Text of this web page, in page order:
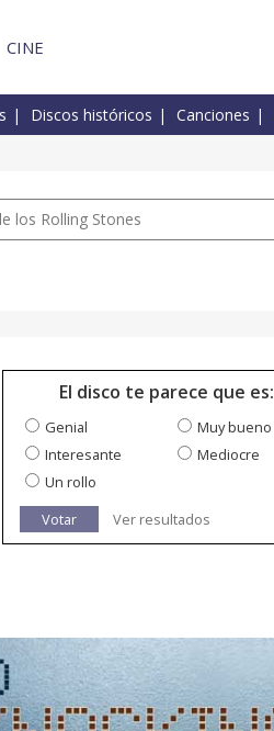
CINE
Discos históricos Canciones
los Rolling Stones
El disco te parece que es:
Genial
Muy bueno
Interesante
Mediocre
Un rollo
Votar
Ver resultados